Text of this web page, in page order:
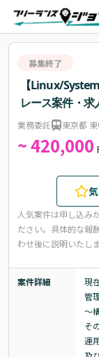
募集終了
【Linux/
レース案件・求
業務委託 東京都
~ 420,000
人気案件は申し込み
ださい。 具体的な報
わせ後に説明いたしま
案件詳細
現
管
～
そ
運